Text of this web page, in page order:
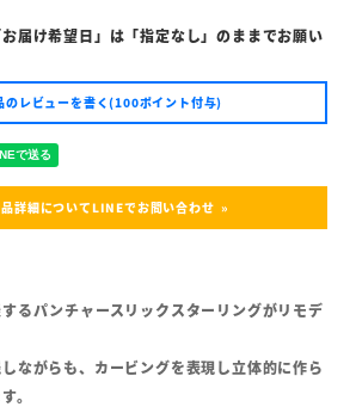
お届け希望日」は「指定なし」のままでお願い
のレビューを書く(100ポイント付与)
詳細についてLINEでお問い合わせ
るパンチャースリックスターリングがリモデ
ながらも、カービングを表現し立体的に作ら
。